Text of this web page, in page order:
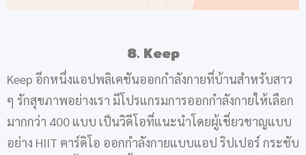
8. Keep
Keep อีกหนึ่งแอปพลิเคชันออกกำลังกายที่บ้านสำหรับสาว
ๆ รักสุขภาพอย่างเรา มีโปรแกรมการออกกำลังกายให้เลือก
มากกว่า 400 แบบ เป็นวิดีโอที่แนะนำโดยผู้เชี่ยวชาญแบบ
อย่าง HIIT คาร์ดิโอ ออกกำลังกายแบบแอป ริปเปอร์ กระชับ